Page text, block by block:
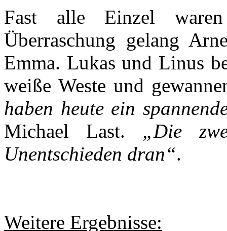
Fast alle Einzel
Überraschung gelang
Emma. Lukas und Linus
weiße Weste und
haben heute ein
Michael Last. „Die
Unentschieden dran“.
Weitere Ergebnisse: